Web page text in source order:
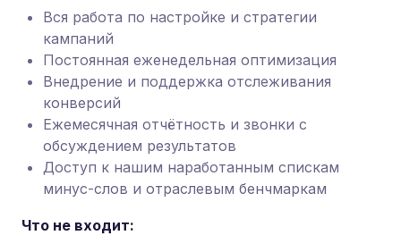
Вся работа по настройке и стратегии
кампаний
Постоянная еженедельная оптимизация
Внедрение и поддержка отслеживания
конверсий
Ежемесячная отчётность и звонки с
обсуждением результатов
Доступ к нашим наработанным спискам
минус-слов и отраслевым бенчмаркам
Что не входит: